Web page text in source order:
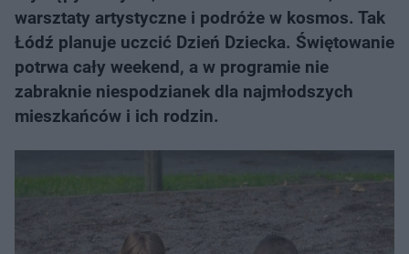
warsztaty artystyczne i podróże w kosmos. Tak
Łódź planuje uczcić Dzień Dziecka. Świętowanie
potrwa cały weekend, a w programie nie
zabraknie niespodzianek dla najmłodszych
mieszkańców i ich rodzin.